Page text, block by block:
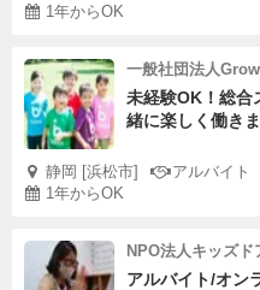
1年からOK
一般社団法人
未経験OK！総合
緒に楽しく働き
静岡 [浜松市] アルバイト
1年からOK
NPO法人キッズド
アルバイト/オン